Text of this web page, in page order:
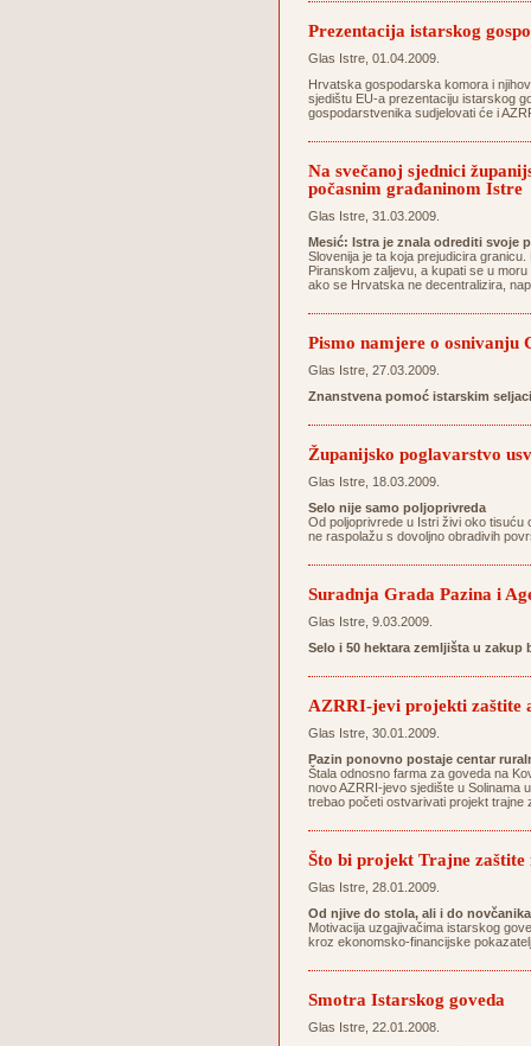
Prezentacija istarskog
Glas Istre, 01.04.2009.
Hrvatska gospodarska komora i
sjedištu EU-a prezentaciju istarskog
gospodarstvenika sudjelovati će i
Na svečanoj sjednici
počasnim građaninom Istre
Glas Istre, 31.03.2009.
Mesić: Istra je znala odrediti svoje
Slovenija je ta koja prejudicira
Piranskom zaljevu, a kupati se u
ako se Hrvatska ne decentralizira,
Pismo namjere o
Glas Istre, 27.03.2009.
Znanstvena pomoć istarskim
Županijsko poglavarstvo
Glas Istre, 18.03.2009.
Selo nije samo poljoprivreda
Od poljoprivrede u Istri živi oko tisuću
ne raspolažu s dovoljno obradivih
Suradnja Grada Pazina i
Glas Istre, 9.03.2009.
Selo i 50 hektara zemljišta u zakup
AZRRI-jevi projekti zaštite
Glas Istre, 30.01.2009.
Pazin ponovno postaje centar
Štala odnosno farma za goveda na
novo AZRRI-jevo sjedište u Solinama
trebao početi ostvarivati projekt trajne
Što bi projekt Trajne
Glas Istre, 28.01.2009.
Od njive do stola, ali i do novčanika
Motivacija uzgajivačima istarskog
kroz ekonomsko-financijske
Smotra Istarskog goveda
Glas Istre, 22.01.2008.